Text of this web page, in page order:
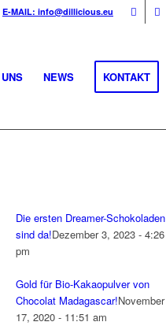
E-MAIL: info@dillicious.eu
NEWS KONTAKT
Die ersten Dreamer-Schokoladen
sind da!Dezember 3, 2023 - 4:26
pm
Gold für Bio-Kakaopulver von
Chocolat Madagascar!November
17, 2020 - 11:51 am